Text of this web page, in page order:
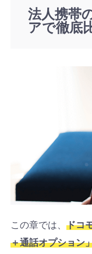
法人携帯
アで徹底
この章では、 ドコ
＋通話オプション